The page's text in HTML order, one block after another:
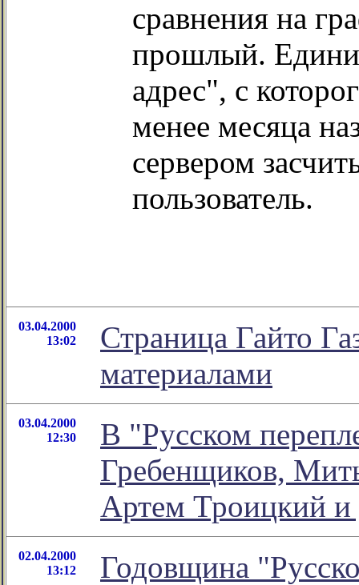
сравнения на
прошлый.
адрес", с
менее месяца
сервером
пользователь.
03.04.2000
13:02
Страница Гайто
материалами
03.04.2000
12:30
В "Русском
Гребенщиков,
Артем Троицкий и
02.04.2000
13:12
Годовщина